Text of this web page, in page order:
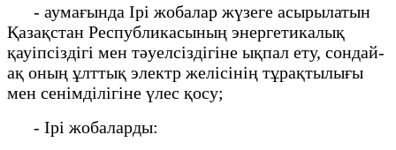
- аумағында Ірі жобалар жүзеге асырылатын
Қазақстан Республикасының энергетикалық
қауіпсіздігі мен тәуелсіздігіне ықпал ету, сондай-
ақ оның ұлттық электр желісінің тұрақтылығы
мен сенімділігіне үлес қосу;
- Ірі жобаларды: